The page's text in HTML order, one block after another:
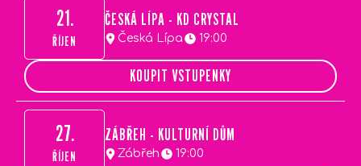
21.
ŘÍJEN
ČESKÁ LÍPA - KD CRYSTAL
Česká Lípa 19:00
KOUPIT VSTUPENKY
27.
ŘÍJEN
ZÁBŘEH - KULTURNÍ DŮM
Zábřeh 19:00